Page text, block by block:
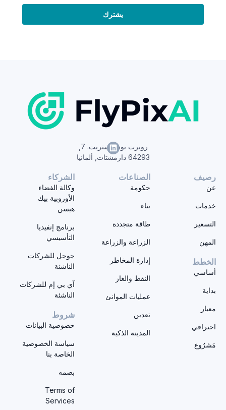
يشترك
روبرت بوش ستريت. 7,
64293 دارمشتات, ألمانيا
رصيف
عن
خدمات
التسعير
المهن
الخطط
أساسي
بداية
معيار
احترافي
مَشرُوع
الصناعات
حكومة
بناء
طاقة متجددة
الزراعة والزراعة
إدارة المخاطر
النفط والغاز
عمليات الموانئ
تعدين
المدينة الذكية
الشركاء
وكالة الفضاء
الأوروبية بيك
هيسن
برنامج إنفيديا
التأسيسي
جوجل للشركات
الناشئة
آي بي إم للشركات
الناشئة
شروط
خصوصية البيانات
سياسة الخصوصية
الخاصة بنا
بصمه
Terms of
Services